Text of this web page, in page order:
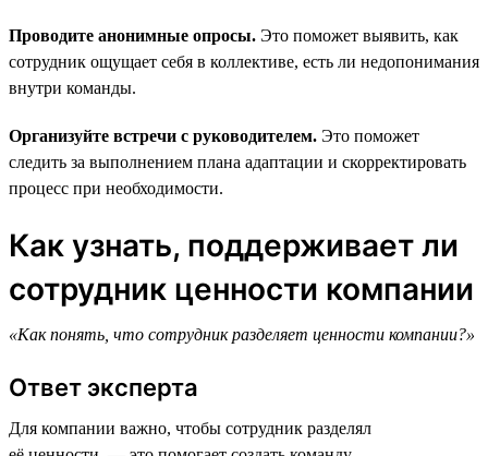
Проводите анонимные опросы. Это поможет выявить, как
сотрудник ощущает себя в коллективе, есть ли недопонимания
внутри команды.
Организуйте встречи с руководителем. Это поможет
следить за выполнением плана адаптации и скорректировать
процесс при необходимости.
Как узнать, поддерживает ли
сотрудник ценности компании
«Как понять, что сотрудник разделяет ценности компании?»
Ответ эксперта
Для компании важно, чтобы сотрудник разделял